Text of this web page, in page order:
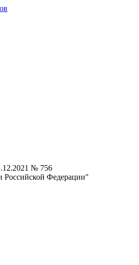
№ 756
Российской Федерации"